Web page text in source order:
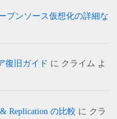
プンソース仮想化の詳細な
復旧ガイド に クライム よ
& Replication の比較 に クラ